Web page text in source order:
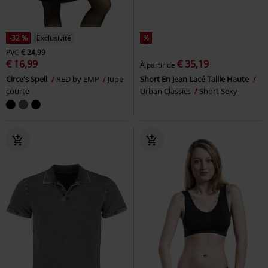
-32 %
Exclusivité
PVC € 24,99
€ 16,99
Circe's Spell RED by EMP
Jupe
courte
%
À partir de € 35,19
Short En Jean Lacé Taille Haute
Urban Classics
Short Sexy